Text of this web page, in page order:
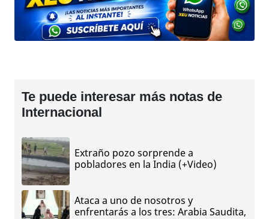
Te puede interesar más notas de
Internacional
Extraño pozo sorprende a
pobladores en la India (+Video)
Ataca a uno de nosotros y
enfrentarás a los tres: Arabia Saudita,